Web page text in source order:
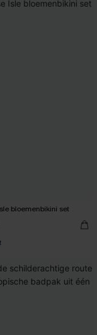
bloemenbikini set